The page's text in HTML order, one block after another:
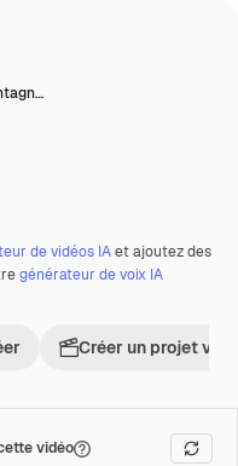
de vidéos IAet ajoutez des
générateur de voix IA
Créer un projet
vidéo